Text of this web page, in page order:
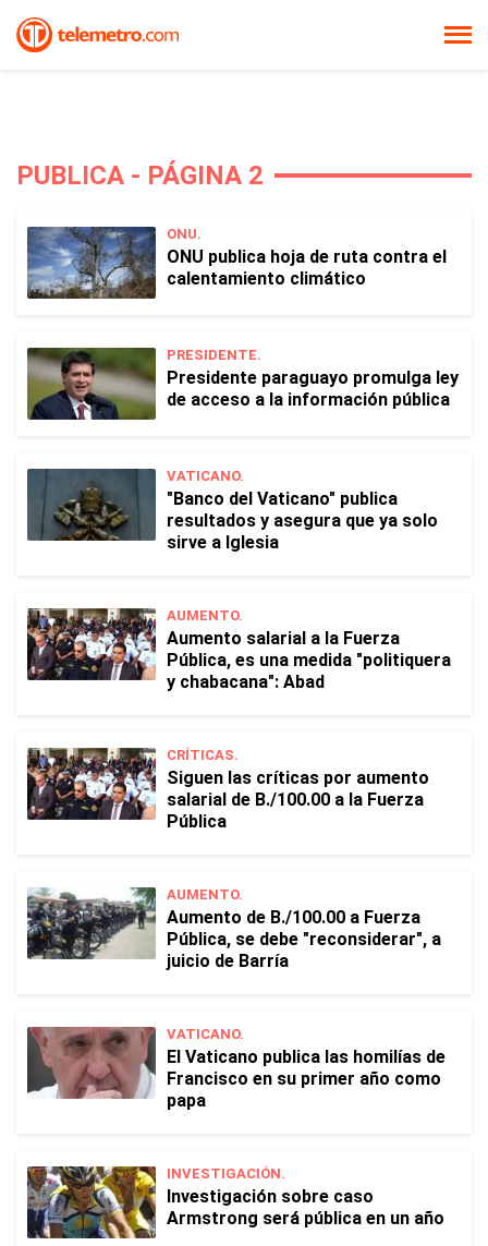
PUBLICA - PÁGINA 2
ONU.
ONU publica hoja de ruta contra el
calentamiento climático
PRESIDENTE.
Presidente paraguayo promulga ley
de acceso a la información pública
VATICANO.
"Banco del Vaticano" publica
resultados y asegura que ya solo
sirve a Iglesia
AUMENTO.
Aumento salarial a la Fuerza
Pública, es una medida "politiquera
y chabacana": Abad
CRÍTICAS.
Siguen las críticas por aumento
salarial de B./100.00 a la Fuerza
Pública
AUMENTO.
Aumento de B./100.00 a Fuerza
Pública, se debe "reconsiderar", a
juicio de Barría
VATICANO.
El Vaticano publica las homilías de
Francisco en su primer año como
papa
INVESTIGACIÓN.
Investigación sobre caso
Armstrong será pública en un año